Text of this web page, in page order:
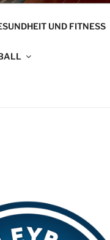
UND FITNESS